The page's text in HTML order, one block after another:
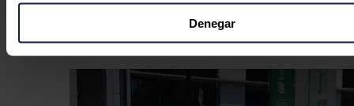
puede tener una precisión de varios metros
Identificar su dispositivo analizándolo activamente
características específicas (huellas digitales)
Obtenga más información sobre cómo se procesan sus
personales y establezca sus preferencias en la
sección de
Denegar
cargadores tan rápidos como los de BYD, la ventaja china será
Noticias relacionadas